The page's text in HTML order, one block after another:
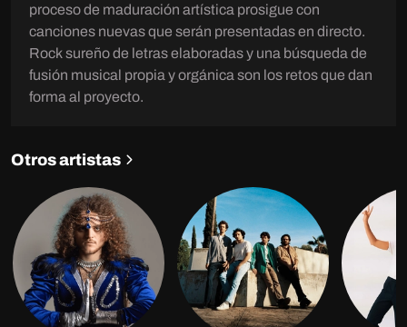
proceso de maduración artística prosigue con
canciones nuevas que serán presentadas en directo.
Rock sureño de letras elaboradas y una búsqueda de
fusión musical propia y orgánica son los retos que dan
forma al proyecto.
Otros artistas